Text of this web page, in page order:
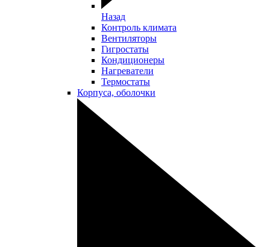
Назад
Контроль климата
Вентиляторы
Гигростаты
Кондиционеры
Нагреватели
Термостаты
Корпуса, оболочки